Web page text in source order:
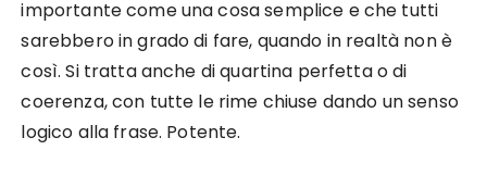
importante come una cosa semplice e che tutti
sarebbero in grado di fare, quando in realtà non è
così. Si tratta anche di quartina perfetta o di
coerenza, con tutte le rime chiuse dando un senso
logico alla frase. Potente.